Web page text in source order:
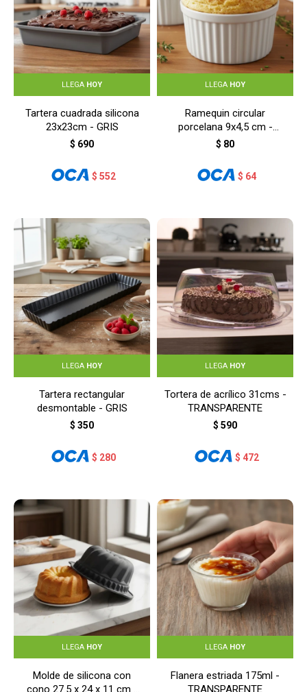
LLEGA HOY
Tartera cuadrada silicona
23x23cm - GRIS
$ 690
$ 552
LLEGA HOY
Ramequin circular
porcelana 9x4,5 cm -
BLANCO
$ 80
$ 64
LLEGA HOY
Tartera rectangular
desmontable - GRIS
$ 350
$ 280
LLEGA HOY
Tortera de acrílico 31cms -
TRANSPARENTE
$ 590
$ 472
LLEGA HOY
Molde de silicona con
cono 27.5 x 24 x 11 cm -
LLEGA HOY
Flanera estriada 175ml -
TRANSPARENTE